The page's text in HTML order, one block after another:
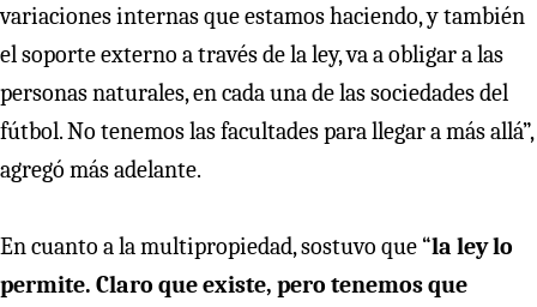
variaciones internas que estamos haciendo, y también
el soporte externo a través de la ley, va a obligar a las
personas naturales, en cada una de las sociedades del
fútbol. No tenemos las facultades para llegar a más allá”,
agregó más adelante.
En cuanto a la multipropiedad, sostuvo que “la ley lo
permite. Claro que existe, pero tenemos que